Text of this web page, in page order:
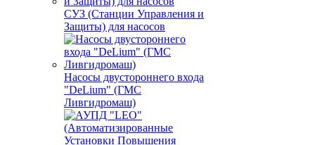
СУЗ (Станции Управления и
Защиты) для насосов
Насосы двустороннего входа
"DeLium" (ГМС
Ливгидромаш)